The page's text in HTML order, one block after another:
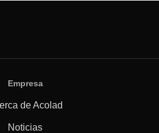
Empresa
de Acolad
Noticias